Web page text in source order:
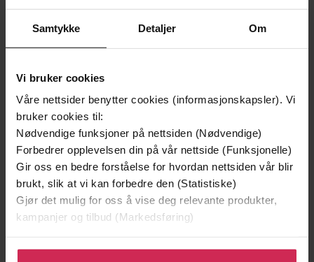
Samtykke Detaljer Om
Vi bruker cookies
Våre nettsider benytter cookies (informasjonskapsler). Vi
bruker cookies til:
Nødvendige funksjoner på nettsiden (Nødvendige)
Forbedrer opplevelsen din på vår nettside (Funksjonelle)
Gir oss en bedre forståelse for hvordan nettsiden vår blir
brukt, slik at vi kan forbedre den (Statistiske)
Gjør det mulig for oss å vise deg relevante produkter,
kampanjer og tilbud (Markedsføring)
Klikk på «Godta alle» for å gi oss ditt samtykke til å
229,-
Havfruen
Camilla Läckberg
EBOK
229,-
Englemakersken
Camilla Läckberg